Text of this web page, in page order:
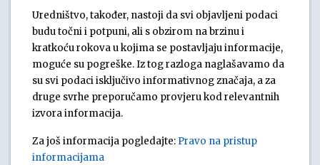
Uredništvo, također, nastoji da svi objavljeni podaci
budu točni i potpuni, ali s obzirom na brzinu i
kratkoću rokova u kojima se postavljaju informacije,
moguće su pogreške. Iz tog razloga naglašavamo da
su svi podaci isključivo informativnog značaja, a za
druge svrhe preporučamo provjeru kod relevantnih
izvora informacija.
Za još informacija pogledajte: Pravo na pristup
informacijama